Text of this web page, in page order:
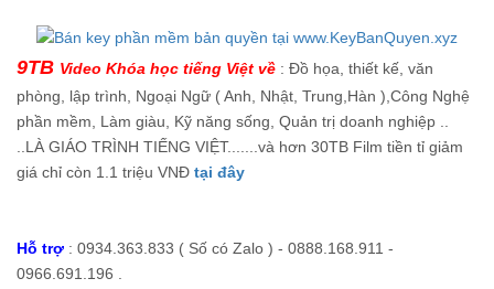
9TB Video Khóa học tiếng Việt về : Đồ họa, thiết kế, văn
phòng, lập trình, Ngoại Ngữ ( Anh, Nhật, Trung,Hàn ),Công Nghệ
phần mềm, Làm giàu, Kỹ năng sống, Quản trị doanh nghiệp ..
..LÀ GIÁO TRÌNH TIẾNG VIỆT.......và hơn 30TB Film tiền tỉ giảm
giá chỉ còn 1.1 triệu VNĐ tại đây
Hỗ trợ : 0934.363.833 ( Số có Zalo ) - 0888.168.911 -
0966.691.196 .